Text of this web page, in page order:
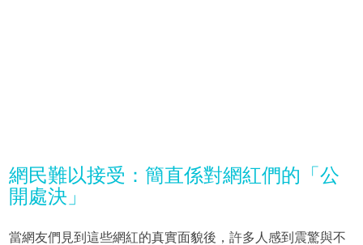
網民難以接受：簡直係對網紅們的「公
開處決」
當網友們見到這些網紅的真實面貌後，許多人感到震驚與不